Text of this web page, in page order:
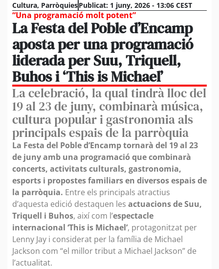
Cultura, ParròquiesPublicat: 1 juny, 2026 - 13:06 CEST
“Una programació molt potent”
La Festa del Poble d’Encamp
aposta per una programació
liderada per Suu, Triquell,
Buhos i ‘This is Michael’
La celebració, la qual tindrà lloc del
19 al 23 de juny, combinarà música,
cultura popular i gastronomia als
principals espais de la parròquia
La Festa del Poble d’Encamp tornarà del 19 al 23
de juny amb una programació que combinarà
concerts, activitats culturals, gastronomia,
esports i propostes familiars en diversos espais de
la parròquia. Entre els principals atractius
d’aquesta edició destaquen les actuacions de Suu,
Triquell i Buhos, així com l’espectacle
internacional ‘This is Michael’, protagonitzat per
Lenny Jay i considerat per la família de Michael
Jackson com “el millor tribut a Michael Jackson” de
l’actualitat.